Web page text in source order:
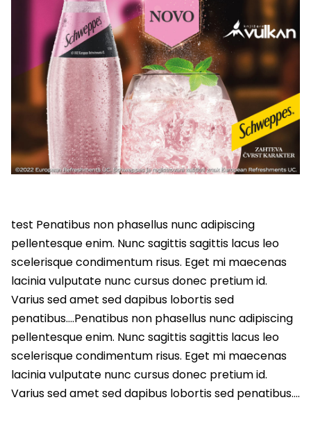
test Penatibus non phasellus nunc adipiscing
pellentesque enim. Nunc sagittis sagittis lacus leo
scelerisque condimentum risus. Eget mi maecenas
lacinia vulputate nunc cursus donec pretium id.
Varius sed amet sed dapibus lobortis sed
penatibus….Penatibus non phasellus nunc adipiscing
pellentesque enim. Nunc sagittis sagittis lacus leo
scelerisque condimentum risus. Eget mi maecenas
lacinia vulputate nunc cursus donec pretium id.
Varius sed amet sed dapibus lobortis sed penatibus….